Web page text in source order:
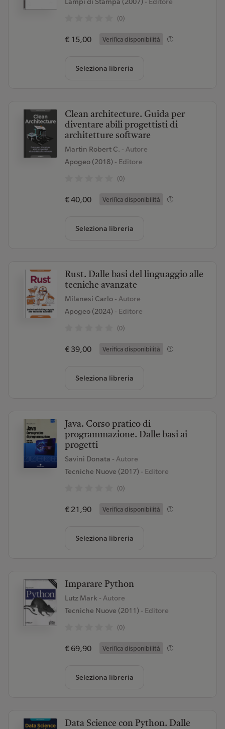
(0)
€ 15,00 Verifica disponibilità
Seleziona libreria
Clean architecture. Guida per
diventare abili progettisti di
architetture software
Martin Robert C. - Autore
Apogeo (2018)- Editore
(0)
€ 40,00 Verifica disponibilità
Seleziona libreria
Rust. Dalle basi del linguaggio alle
tecniche avanzate
Milanesi Carlo - Autore
Apogeo (2024)- Editore
(0)
€ 39,00 Verifica disponibilità
Seleziona libreria
Java. Corso pratico di
programmazione. Dalle basi ai
progetti
Savini Donata - Autore
Tecniche Nuove (2017)- Editore
(0)
€ 21,90 Verifica disponibilità
Seleziona libreria
Imparare Python
Lutz Mark - Autore
Tecniche Nuove (2011)- Editore
(0)
€ 69,90 Verifica disponibilità
Seleziona libreria
Data Science con Python. Dalle